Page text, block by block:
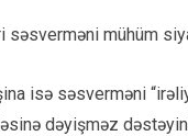
səsverməni mühüm
isə səsverməni
dəyişməz